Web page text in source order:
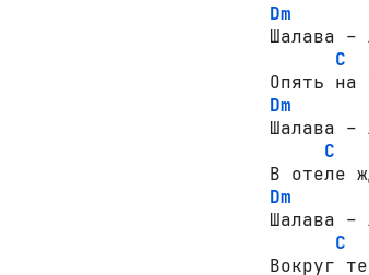
Dm
Шалава –
C
Dm
Шалава –
C
Dm
Шалава –
C